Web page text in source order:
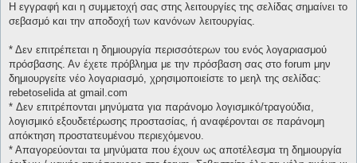
Η εγγραφή και η συμμετοχή σας στης λειτουργίες της σελίδας σημαίνει το
σεβασμό και την αποδοχή των κανόνων λειτουργίας.
* Δεν επιτρέπεται η δημιουργία περισσότερων του ενός λογαριασμού
πρόσβασης. Αν έχετε πρόβλημα με την πρόσβαση σας στο forum μην
δημιουργείτε νέο λογαριασμό, χρησιμοποιείστε το μεηλ της σελίδας:
rebetoselida at gmail.com
* Δεν επιτρέπονται μηνύματα για παράνομο λογισμικό/τραγούδια,
λογισμικό εξουδετέρωσης προστασίας, ή αναφέρονται σε παράνομη
απόκτηση προστατευμένου περιεχόμενου.
* Απαγορεύονται τα μηνύματα που έχουν ως αποτέλεσμα τη δημιουργία